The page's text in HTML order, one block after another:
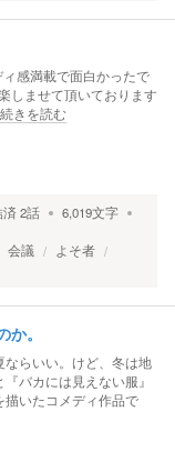
感満載で面白かったで
しませて頂いております
きを読む
済2話 6,019文字
会議
よそ者
か。
らいい。けど、冬は地
バカには見えない服』
描いたコメディ作品で